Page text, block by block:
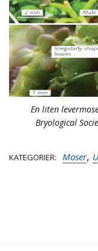
En liten
Bryological
KATEGORIER Moser,